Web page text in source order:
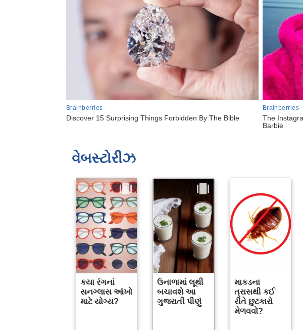
વેબસ્ટોરીઝ
કયા રંગનાં
સનગ્લાસ આંખો
માટે યોગ્ય?
ઉનાળામાં લૂથી
બચાવશે આ
ગુજરાતી પીણું
માકડના
ત્રાસથી કઈ
રીતે છુટકારો
મેળવવો?